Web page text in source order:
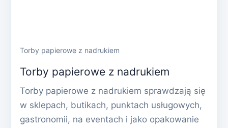
Torby papierowe z nadrukiem
Torby papierowe z nadrukiem
Torby papierowe z nadrukiem sprawdzają się
w sklepach, butikach, punktach usługowych,
gastronomii, na eventach i jako opakowanie